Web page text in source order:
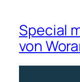
Special
von